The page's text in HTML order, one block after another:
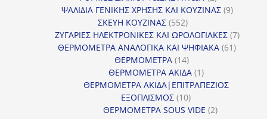
προϊόντα
ΨΑΛΙΔΙΑ ΓΕΝΙΚΗΣ ΧΡΗΣΗΣ ΚΑΙ ΚΟΥΖΙΝΑΣ 99
ΣΚΕΥΗ ΚΟΥΖΙΝΑΣ 552552
προϊόντα
ΖΥΓΑΡΙΕΣ ΗΛΕΚΤΡΟΝΙΚΕΣ ΚΑΙ ΩΡΟΛΟΓΙΑΚΕΣ 77
ΘΕΡΜΟΜΕΤΡΑ ΑΝΑΛΟΓΙΚΑ ΚΑΙ ΨΗΦΙΑΚΑ 6161
ΘΕΡΜΟΜΕΤΡΑ 1414
προϊόντα
ΘΕΡΜΟΜΕΤΡΑ ΑΚΙΔΑ 11
προϊόν
ΘΕΡΜΟΜΕΤΡΑ ΑΚΙΔΑ|ΕΠΙΤΡΑΠΕΖΙΟΣ
ΕΞΟΠΛΙΣΜΟΣ 1010
προϊόντα
ΘΕΡΜΟΜΕΤΡΑ SOUS VIDE 22